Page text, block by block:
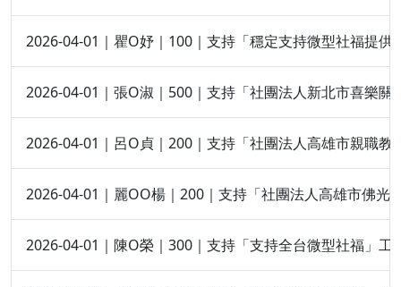
2026-04-01｜瞿O妤｜100｜支持「穩定支持微型社福提供
2026-04-01｜張O淑｜500｜支持「社團法人新北市喜樂關
2026-04-01｜呂O貞｜200｜支持「社團法人高雄市親職教
2026-04-01｜麗OO楊｜200｜支持「社團法人高雄市佛光
2026-04-01｜陳O榮｜300｜支持「支持全台微型社福」工